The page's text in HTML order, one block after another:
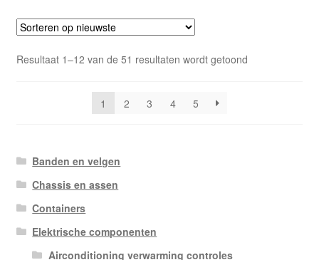
Resultaat 1–12 van de 51 resultaten wordt getoondGesorteerd
1
2 3 4 5
Banden en velgen
Chassis en assen
Containers
Elektrische componenten
Airconditioning verwarming controles